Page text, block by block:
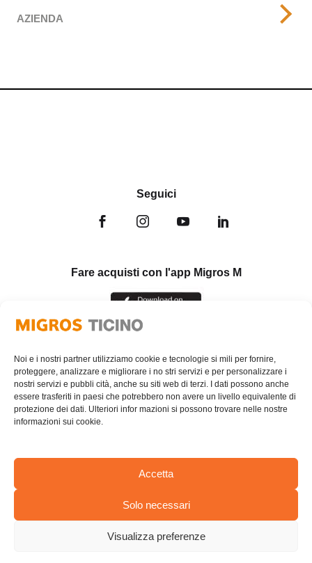
Noi e i nostri partner utilizziamo cookie e tecnologie si mili per fornire,
proteggere, analizzare e migliorare i no stri servizi e per personalizzare i
nostri servizi e pubbli cità, anche su siti web di terzi. I dati possono anche
essere trasferiti in paesi che potrebbero non avere un livello equivalente di
protezione dei dati. Ulteriori infor mazioni si possono trovare nelle nostre
informazioni sui cookie.
Accetta
Solo necessari
Visualizza preferenze
AZIENDA
Seguici
Fare acquisti con l'app Migros M
AREA RISERVATA
© Cooperativa Migros Ticino